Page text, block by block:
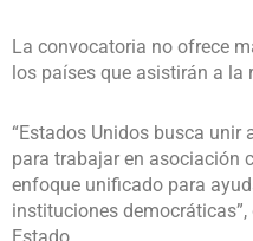
La convocatoria no ofrece
los países que asistirán a la
“Estados Unidos busca
para trabajar en asociación
enfoque unificado para
instituciones